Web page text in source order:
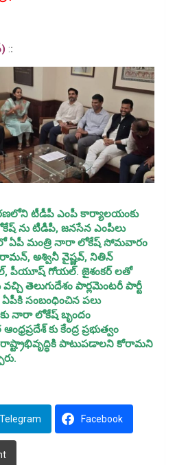
::
టీడీపీ ఎంపీ కార్యాలయంకు
ను టీడీపీ, జనసేన ఎంపీలు
ఏపీ మంత్రి నారా లోకేష్‌ సోమవారం
అశ్వినీ వైష్ణవ్‌, నితిన్
పీయూష్‌ గోయల్‌. జైశంకర్‌ లతో
తెలుగుదేశం పార్లమెంటరీ పార్టీ
సంబంధించిన పలు
నారా లోకేష్ బృందం
కు కేంద్ర ప్రభుత్వం
పాటుపడాలని కోరామని
Telegram Facebook